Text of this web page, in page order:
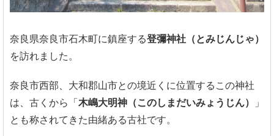
奈良県奈良市石木町に鎮座する登彌神社（とみじんじゃ）
を訪れました。
奈良市西部、大和郡山市との境近くに位置するこの神社
は、古くから「 木嶋大明神（このしまだいみょうじん）
」
とも称されてきた由緒ある古社です。